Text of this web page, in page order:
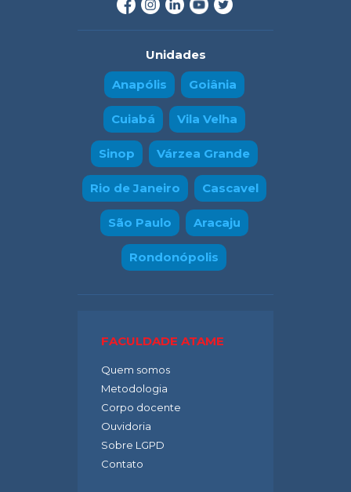
Unidades
Anapólis
Goiânia
Cuiabá Vila Velha
Sinop Várzea Grande
Rio de Janeiro Cascavel
São Paulo Aracaju
Rondonópolis
FACULDADE ATAME
Quem somos
Metodologia
Corpo docente
Ouvidoria
Sobre LGPD
Contato